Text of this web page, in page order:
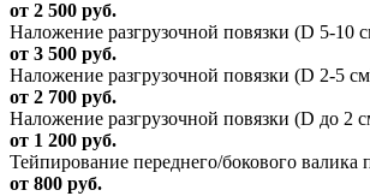
от 2 500 руб.
Наложение разгрузочной повязки (D 5-10
от 3 500 руб.
Наложение разгрузочной повязки (D 2-5
от 2 700 руб.
Наложение разгрузочной повязки (D до 2
от 1 200 руб.
Тейпирование переднего/бокового валика
от 800 руб.